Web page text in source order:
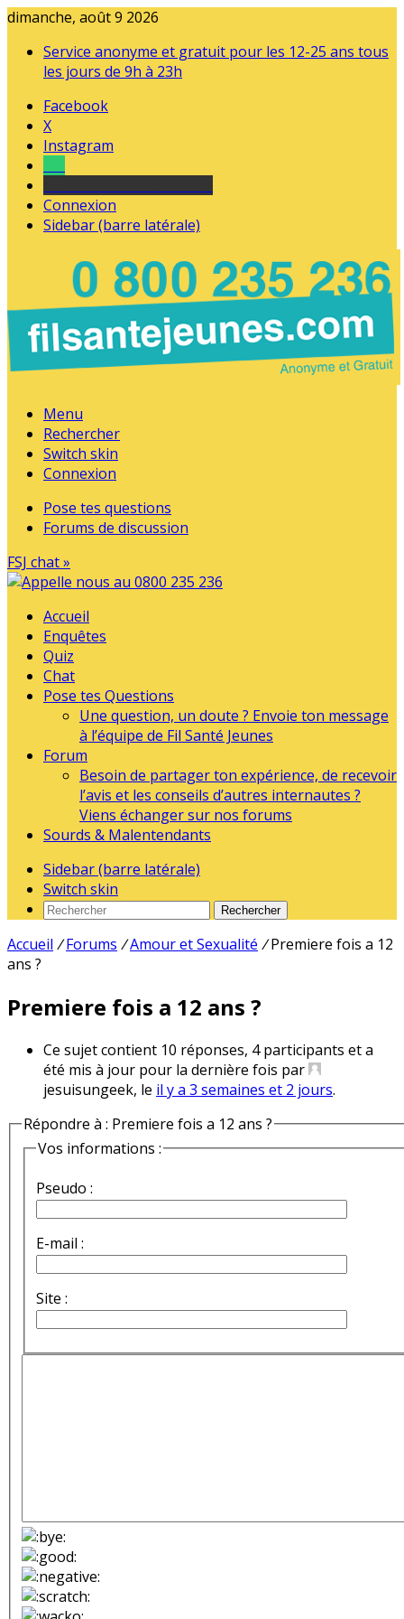
dimanche, août 9 2026
Service anonyme et gratuit pour les 12-25 ans tous
les jours de 9h à 23h
Facebook
X
Instagram
Connexion
Sidebar (barre latérale)
Menu
Rechercher
Switch skin
Connexion
Pose tes questions
Forums de discussion
FSJ chat »
Accueil
Enquêtes
Quiz
Chat
Pose tes Questions
Une question, un doute ? Envoie ton message
à l’équipe de Fil Santé Jeunes
Forum
Besoin de partager ton expérience, de recevoir
l’avis et les conseils d’autres internautes ?
Viens échanger sur nos forums
Sourds & Malentendants
Sidebar (barre latérale)
Switch skin
Rechercher
Accueil / Forums /Amour et Sexualité / Premiere fois a 12
ans ?
Premiere fois a 12 ans ?
Ce sujet contient 10 réponses, 4 participants et a
été mis à jour pour la dernière fois par
jesuisungeek, le il y a 3 semaines et 2 jours.
Répondre à : Premiere fois a 12 ans ?
Vos informations :
Pseudo :
E-mail :
Site :